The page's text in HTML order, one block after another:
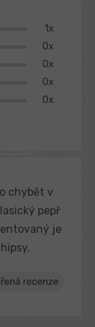
1x
0x
0x
0x
0x
hvězdiček.
chybět v
pepř
je